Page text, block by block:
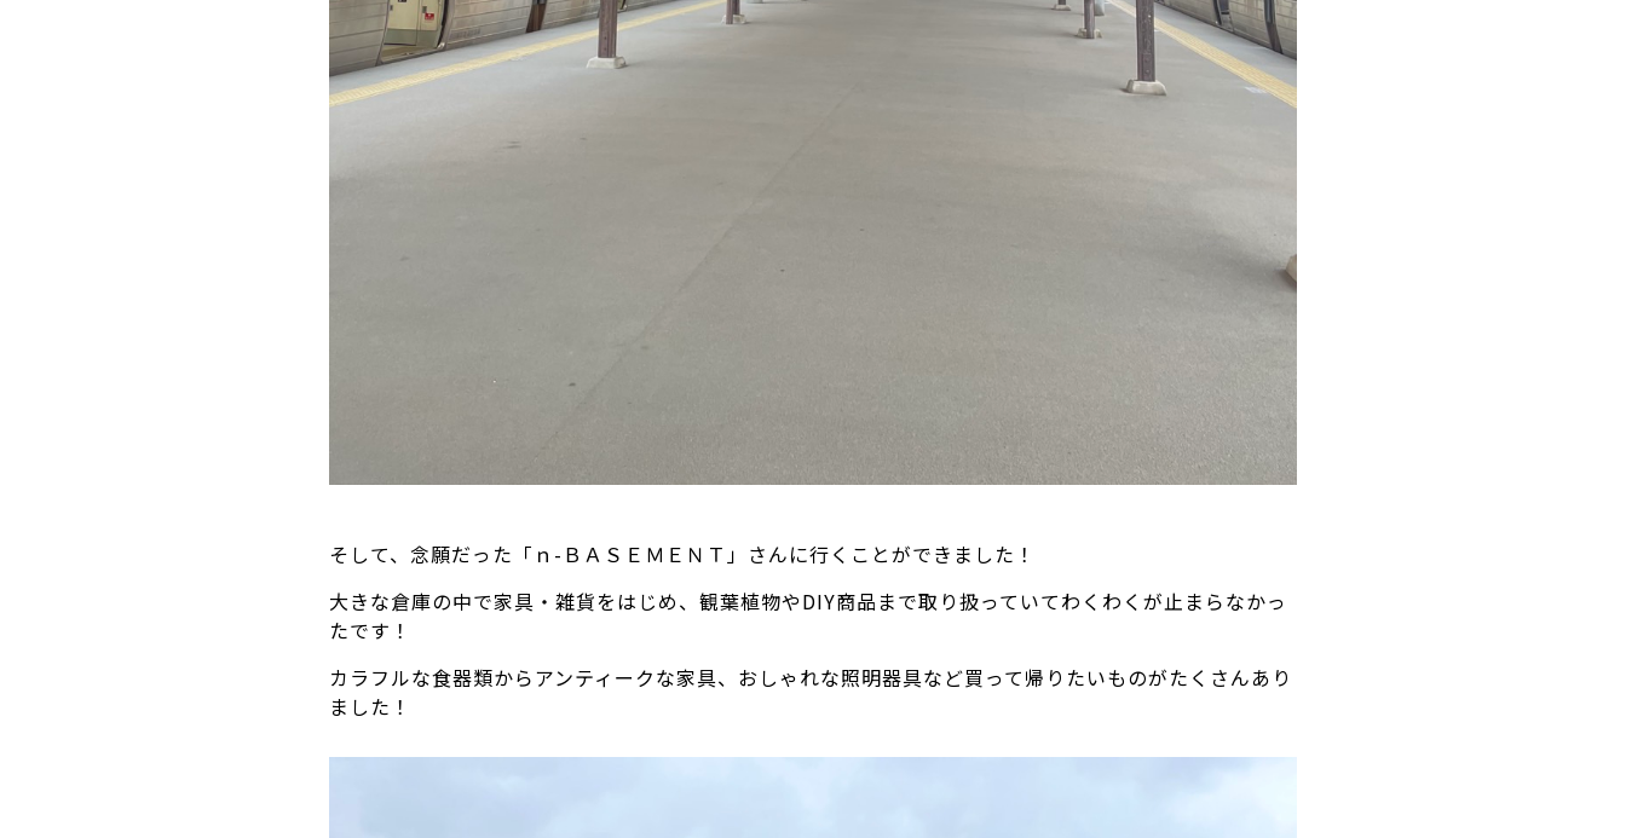
そして、念願だった「ｎ-ＢＡＳＥＭＥＮＴ」さんに行くことができました！
大きな倉庫の中で家具・雑貨をはじめ、観葉植物やDIY商品まで取り扱っていてわくわくが止まらなかっ
たです！
カラフルな食器類からアンティークな家具、おしゃれな照明器具など買って帰りたいものがたくさんあり
ました！